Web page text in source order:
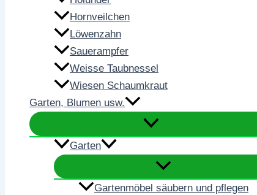
Hornveilchen
Löwenzahn
Sauerampfer
Weisse Taubnessel
Wiesen Schaumkraut
Garten, Blumen usw.
Garten
Gartenmöbel säubern und pflegen